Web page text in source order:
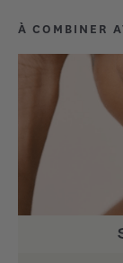
À COMBINER